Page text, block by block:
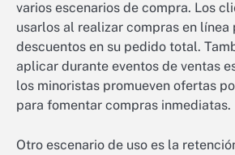
varios escenarios de compra. Los
usarlos al realizar compras en línea
descuentos en su pedido total.
aplicar durante eventos de ventas
los minoristas promueven ofertas
para fomentar compras inmediatas.
Otro escenario de uso es la